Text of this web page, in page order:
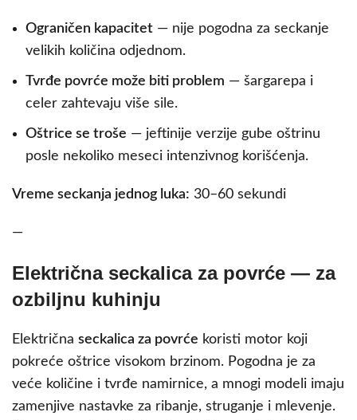
Ograničen kapacitet — nije pogodna za seckanje
velikih količina odjednom.
Tvrđe povrće može biti problem — šargarepa i
celer zahtevaju više sile.
Oštrice se troše — jeftinije verzije gube oštrinu
posle nekoliko meseci intenzivnog korišćenja.
Vreme seckanja jednog luka: 30–60 sekundi
—
Električna seckalica za povrće — za
ozbiljnu kuhinju
Električna seckalica za povrće koristi motor koji
pokreće oštrice visokom brzinom. Pogodna je za
veće količine i tvrđe namirnice, a mnogi modeli imaju
zamenjive nastavke za ribanje, struganje i mlevenje.